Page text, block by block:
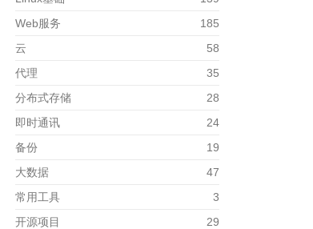
Web服务
185
云
58
代理
35
分布式存储
28
即时通讯
24
备份
19
大数据
47
常用工具
3
开源项目
29